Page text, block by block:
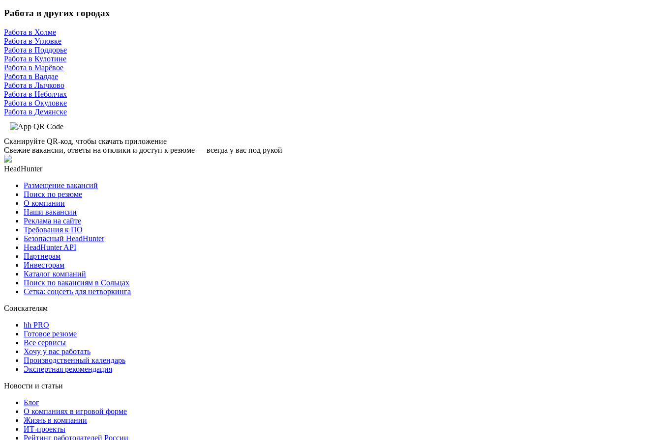
Работа в других городах
Работа в Холме
Работа в Угловке
Работа в Поддорье
Работа в Кулотине
Работа в Марёвое
Работа в Валдае
Работа в Лычково
Работа в Неболчах
Работа в Окуловке
Работа в Демянске
Сканируйте QR-код, чтобы скачать приложение
Свежие вакансии, ответы на отклики и доступ к резюме — всегда у вас под рукой
HeadHunter
Размещение вакансий
Поиск по резюме
О компании
Наши вакансии
Реклама на сайте
Требования к ПО
Безопасный HeadHunter
HeadHunter API
Партнерам
Инвесторам
Каталог компаний
Поиск по вакансиям в Сольцах
Сетка: соцсеть для нетворкинга
Соискателям
hh PRO
Готовое резюме
Все сервисы
Хочу у вас работать
Производственный календарь
Экспертная рекомендация
Новости и статьи
Блог
О компаниях в игровой форме
Жизнь в компании
ИТ-проекты
Рейтинг работодателей России